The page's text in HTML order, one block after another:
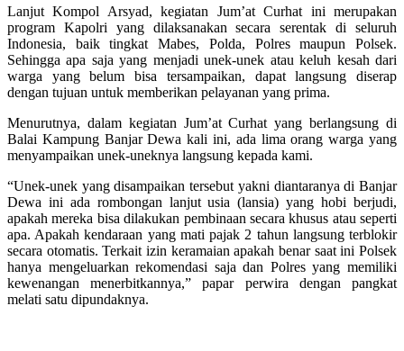
Lanjut Kompol Arsyad, kegiatan Jum’at Curhat ini merupakan
program Kapolri yang dilaksanakan secara serentak di seluruh
Indonesia, baik tingkat Mabes, Polda, Polres maupun Polsek.
Sehingga apa saja yang menjadi unek-unek atau keluh kesah dari
warga yang belum bisa tersampaikan, dapat langsung diserap
dengan tujuan untuk memberikan pelayanan yang prima.
Menurutnya, dalam kegiatan Jum’at Curhat yang berlangsung di
Balai Kampung Banjar Dewa kali ini, ada lima orang warga yang
menyampaikan unek-uneknya langsung kepada kami.
“Unek-unek yang disampaikan tersebut yakni diantaranya di Banjar
Dewa ini ada rombongan lanjut usia (lansia) yang hobi berjudi,
apakah mereka bisa dilakukan pembinaan secara khusus atau seperti
apa. Apakah kendaraan yang mati pajak 2 tahun langsung terblokir
secara otomatis. Terkait izin keramaian apakah benar saat ini Polsek
hanya mengeluarkan rekomendasi saja dan Polres yang memiliki
kewenangan menerbitkannya,” papar perwira dengan pangkat
melati satu dipundaknya.